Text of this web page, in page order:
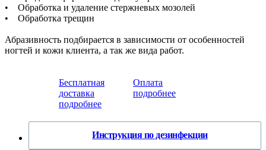
• Обработка и удаление стержневых мозолей
• Обработка трещин
Абразивность подбирается в зависимости от особенностей
ногтей и кожи клиента, а так же вида работ.
Бесплатная
доставка
подробнее
Оплата
подробнее
Инструкция по дезинфекции